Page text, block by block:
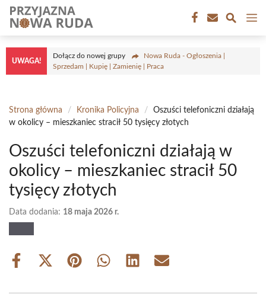
Przejdź
treści
UWAGA!
Dołącz do nowej grupy
Nowa Ruda - Ogłoszenia |
Sprzedam | Kupię | Zamienię | Praca
Strona główna / Kronika Policyjna /
Oszuści telefoniczni działają
w okolicy – mieszkaniec stracił 50 tysięcy złotych
Oszuści telefoniczni działają w
okolicy – mieszkaniec stracił 50
tysięcy złotych
Data dodania: 18 maja 2026 r.
Share
Share
(Twitter)
Share Share Share Share